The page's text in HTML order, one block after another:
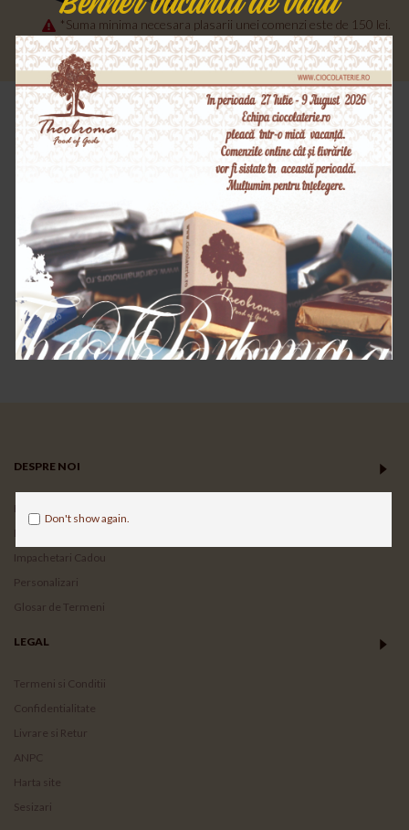
Don't show again.
*Suma minima necesara plasarii unei comenzi este de 150 lei.
Produse Similare
Firenze - baton de
ciocolata lapte cu
diverse umpluturi
After Dinner - ciocolata
amaruie cu crema de
menta
DESPRE NOI
Home
Despre Noi
Impachetari Cadou
Personalizari
Glosar de Termeni
LEGAL
Termeni si Conditii
Confidentialitate
Livrare si Retur
ANPC
Harta site
Sesizari